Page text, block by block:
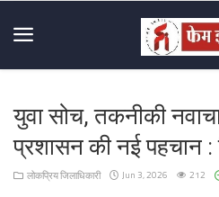
Home
About
Us
युवा सोच, तकनीकी
प्रशासन की नई पहचान :
लोकप्रिय जिलाधिकारी Jun 3, 2026 212